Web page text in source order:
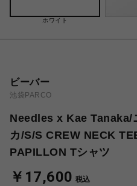
ホワイト
ビーバー
池袋PARCO
Needles x Kae Tanaka/
カ/S/S CREW NECK
PAPILLON Tシャツ
￥17,600 税込